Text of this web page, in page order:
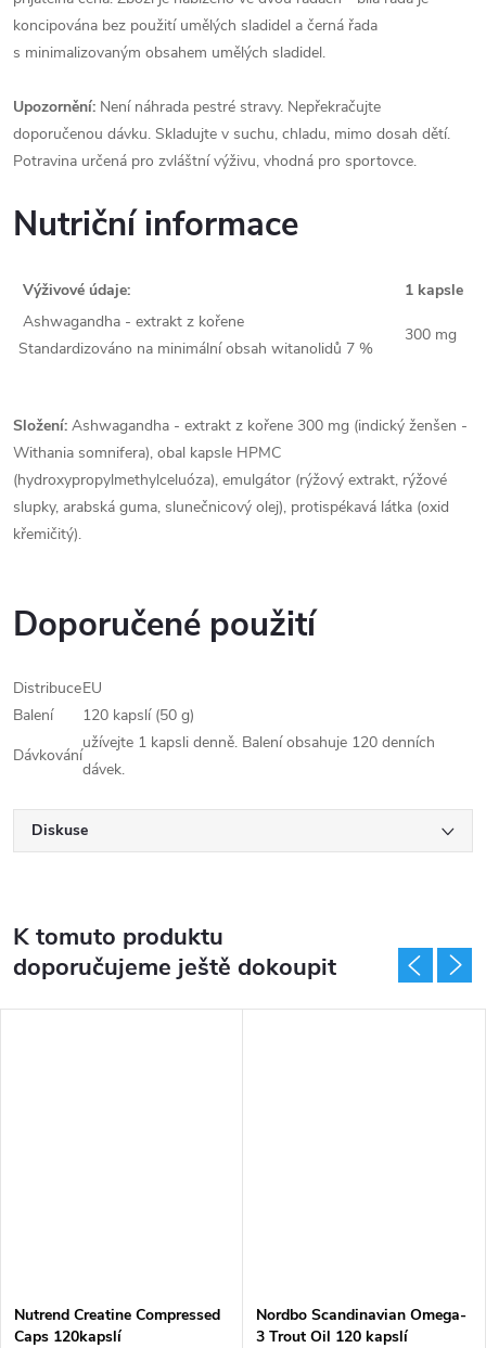
koncipována bez použití umělých sladidel a černá řada
s minimalizovaným obsahem umělých sladidel.
Upozornění: Není náhrada pestré stravy. Nepřekračujte
doporučenou dávku. Skladujte v suchu, chladu, mimo dosah dětí.
Potravina určená pro zvláštní výživu, vhodná pro sportovce.
Nutriční informace
Výživové údaje:
1 kapsle
Ashwagandha - extrakt z kořene
Standardizováno na minimální obsah witanolidů 7 %
300 mg
Složení: Ashwagandha - extrakt z kořene 300 mg (indický ženšen -
Withania somnifera), obal kapsle HPMC
(hydroxypropylmethylceluóza), emulgátor (rýžový extrakt, rýžové
slupky, arabská guma, slunečnicový olej), protispékavá látka (oxid
křemičitý).
Doporučené použití
DistribuceEU
Balení
120 kapslí (50 g)
Dávkování
užívejte 1 kapsli denně. Balení obsahuje 120 denních
dávek.
Diskuse
K tomuto produktu
doporučujeme ještě dokoupit
Nutrend Creatine Compressed
Caps 120kapslí
Nordbo Scandinavian Omega-
3 Trout Oil 120 kapslí